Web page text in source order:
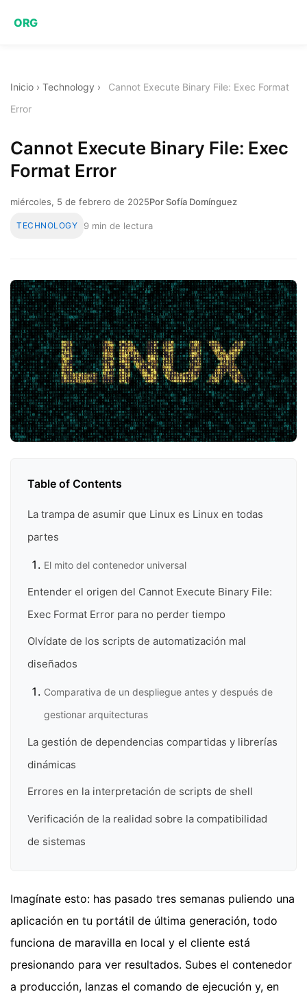
ORG
Inicio › Technology ›
Cannot Execute Binary File: Exec Format
Error
Cannot Execute Binary File: Exec
Format Error
miércoles, 5 de febrero de 2025Por Sofía Domínguez
TECHNOLOGY 9 min de lectura
Table of Contents
La trampa de asumir que Linux es Linux en todas
partes
El mito del contenedor universal
Entender el origen del Cannot Execute Binary File:
Exec Format Error para no perder tiempo
Olvídate de los scripts de automatización mal
diseñados
Comparativa de un despliegue antes y después de
gestionar arquitecturas
La gestión de dependencias compartidas y librerías
dinámicas
Errores en la interpretación de scripts de shell
Verificación de la realidad sobre la compatibilidad
de sistemas
Imagínate esto: has pasado tres semanas puliendo una
aplicación en tu portátil de última generación, todo
funciona de maravilla en local y el cliente está
presionando para ver resultados. Subes el contenedor
a producción, lanzas el comando de ejecución y, en